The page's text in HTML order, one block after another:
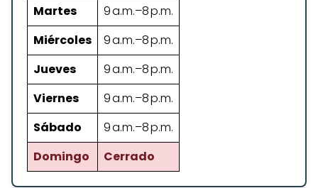
Martes
9 a.m.–8 p.m.
Miércoles
9 a.m.–8 p.m.
Jueves
9 a.m.–8 p.m.
Viernes
9 a.m.–8 p.m.
Sábado
9 a.m.–8 p.m.
Domingo
Cerrado